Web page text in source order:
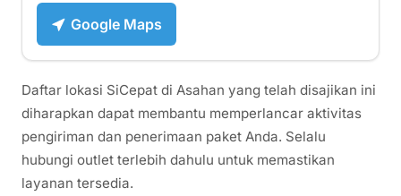
Google Maps
Daftar lokasi SiCepat di Asahan yang telah disajikan ini
diharapkan dapat membantu memperlancar aktivitas
pengiriman dan penerimaan paket Anda. Selalu
hubungi outlet terlebih dahulu untuk memastikan
layanan tersedia.